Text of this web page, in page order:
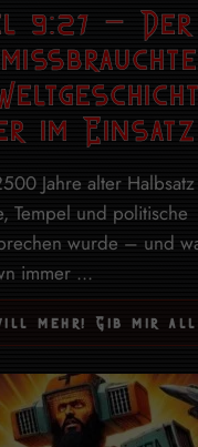
9:27 – Der
im Einsatz
Jahre alter
Tempel und politische
wurde – und
immer ...
mehr! Gib mir